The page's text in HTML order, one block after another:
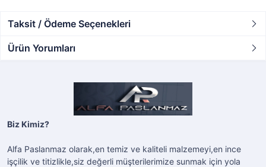
Taksit / Ödeme Seçenekleri
Ürün Yorumları
Biz Kimiz?
Alfa Paslanmaz olarak,en temiz ve kaliteli malzemeyi,en ince
işçilik ve titizlikle,siz değerli müşterilerimize sunmak için yola